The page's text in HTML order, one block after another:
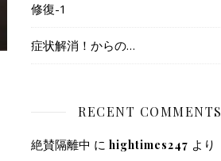
修復-1
症状解消！からの…
RECENT COMMENTS
絶賛隔離中 に hightimes247 より